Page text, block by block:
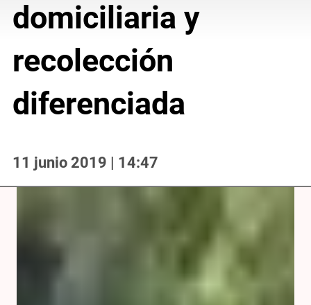
domiciliaria y
recolección
diferenciada
11 junio 2019 | 14:47